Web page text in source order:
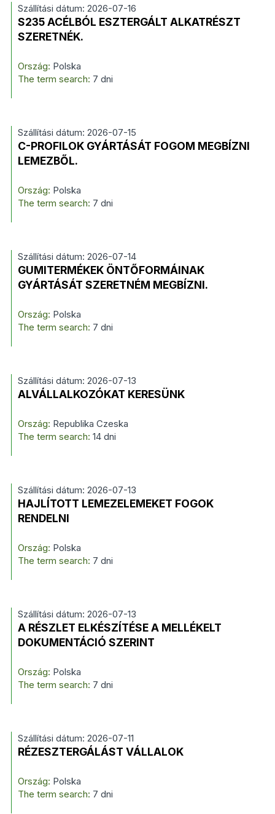
Szállítási dátum: 2026-07-16
S235 ACÉLBÓL ESZTERGÁLT ALKATRÉSZT
SZERETNÉK.
Ország: Polska
The term search: 7 dni
Szállítási dátum: 2026-07-15
C-PROFILOK GYÁRTÁSÁT FOGOM MEGBÍZNI
LEMEZBŐL.
Ország: Polska
The term search: 7 dni
Szállítási dátum: 2026-07-14
GUMITERMÉKEK ÖNTŐFORMÁINAK
GYÁRTÁSÁT SZERETNÉM MEGBÍZNI.
Ország: Polska
The term search: 7 dni
Szállítási dátum: 2026-07-13
ALVÁLLALKOZÓKAT KERESÜNK
Ország: Republika Czeska
The term search: 14 dni
Szállítási dátum: 2026-07-13
HAJLÍTOTT LEMEZELEMEKET FOGOK
RENDELNI
Ország: Polska
The term search: 7 dni
Szállítási dátum: 2026-07-13
A RÉSZLET ELKÉSZÍTÉSE A MELLÉKELT
DOKUMENTÁCIÓ SZERINT
Ország: Polska
The term search: 7 dni
Szállítási dátum: 2026-07-11
RÉZESZTERGÁLÁST VÁLLALOK
Ország: Polska
The term search: 7 dni